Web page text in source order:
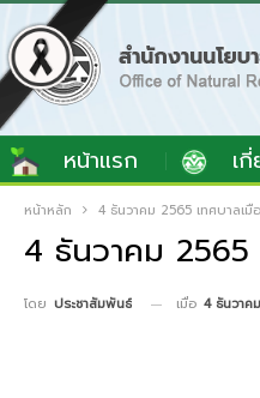
หน้าแรก เ
หน้าหลัก 4 ธันวาคม 2565 เทศบาลเ
4 ธันวาคม 2565
โดย ประชาสัมพันธ์ เมื่อ 4 ธันวาค